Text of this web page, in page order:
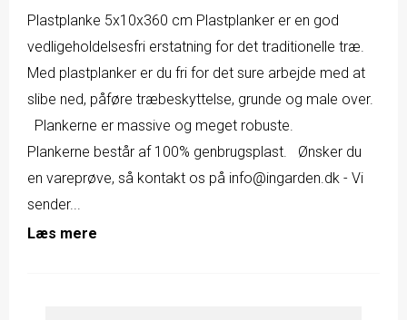
Plastplanke 5x10x360 cm Plastplanker er en god
vedligeholdelsesfri erstatning for det traditionelle træ.
Med plastplanker er du fri for det sure arbejde med at
slibe ned, påføre træbeskyttelse, grunde og male over.
Plankerne er massive og meget robuste.
Plankerne består af 100% genbrugsplast. Ønsker du
en vareprøve, så kontakt os på info@ingarden.dk - Vi
sender...
Læs mere